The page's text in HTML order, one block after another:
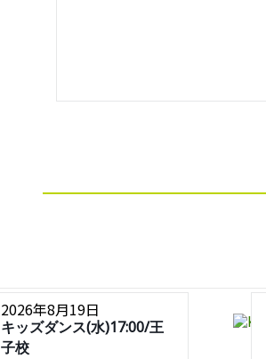
2026年8月19日
キッズダンス(水)17:00/王
子校